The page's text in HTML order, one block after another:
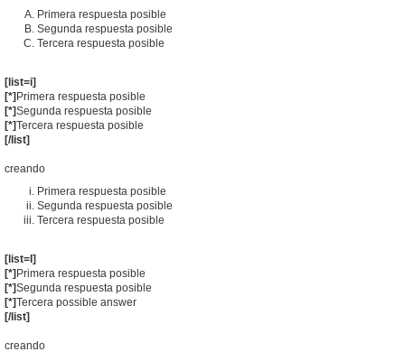
Primera respuesta posible
Segunda respuesta posible
Tercera respuesta posible
[list=i]
[*]Primera respuesta posible
[*]Segunda respuesta posible
[*]Tercera respuesta posible
[/list]
creando
Primera respuesta posible
Segunda respuesta posible
Tercera respuesta posible
[list=I]
[*] Primera respuesta posible
[*]Segunda respuesta posible
[*]Tercera possible answer
[/list]
creando